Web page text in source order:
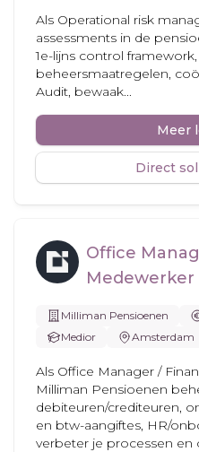
Als Operational risk
assessments in de
1e-lijns control
beheersmaatregelen,
Audit, bewaak...
Meer
Direct
Office
Medewerker
Milliman Pensioenen
Medior
Amsterdam
Als Office Manager /
Milliman Pensioenen
debiteuren/crediteuren,
en btw-aangiftes, HR/
verbeter je processen en